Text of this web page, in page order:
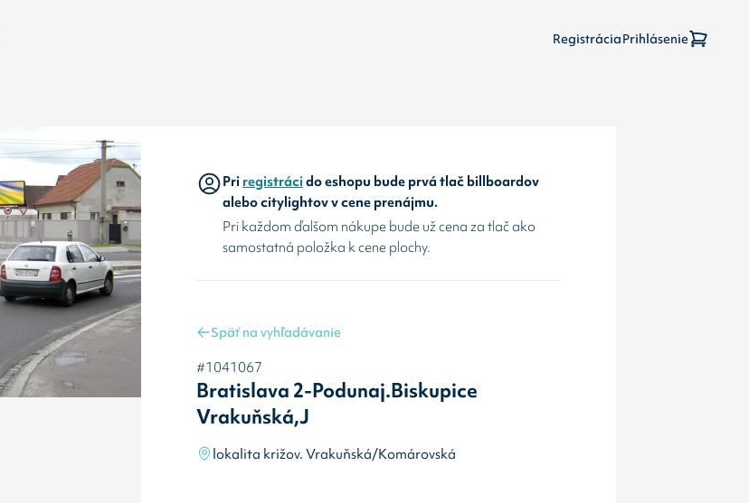
RegistráciaPrihlásenie
Priregistrácido eshopu bude prvá tlač billboardov
alebo citylightov v cene prenájmu.
Pri každom ďalšom nákupe bude už cena za tlač ako
samostatná položka k cene plochy.
Späť na vyhľadávanie
#1041067
Bratislava 2-Podunaj.Biskupice
Vrakuňská,J
lokalita križov. Vrakuňská/Komárovská